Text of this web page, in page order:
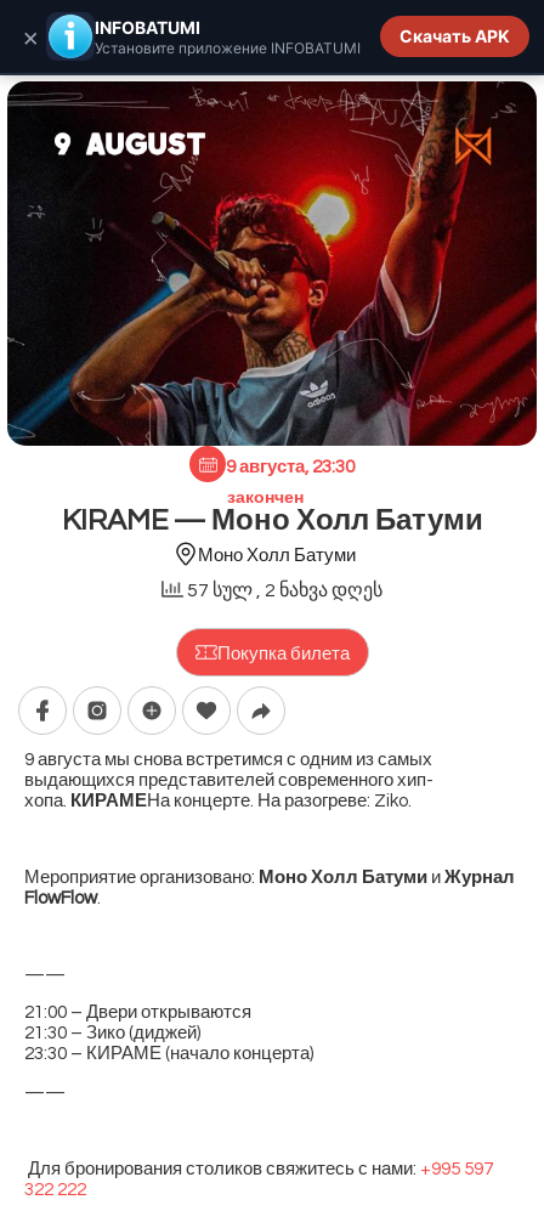
INFOBATUMI.GE
9 августа, 23:30
закончен
KIRAME — Моно Холл Батуми
Моно Холл Батуми
57 სულ , 2 ნახვა დღეს
Покупка билета
9 августа мы снова встретимся с одним из самых
выдающихся представителей современного хип-
хопа. КИРАМЕНа концерте. На разогреве: Ziko.
Мероприятие организовано: Моно Холл Батуми и Журнал
FlowFlow.
——
21:00 – Двери открываются
21:30 – Зико (диджей)
23:30 – КИРАМЕ (начало концерта)
——
Для бронирования столиков свяжитесь с нами: +995 597
322 222
× INFOBATUMI
Установите приложение INFOBATUMI
Скачать APK